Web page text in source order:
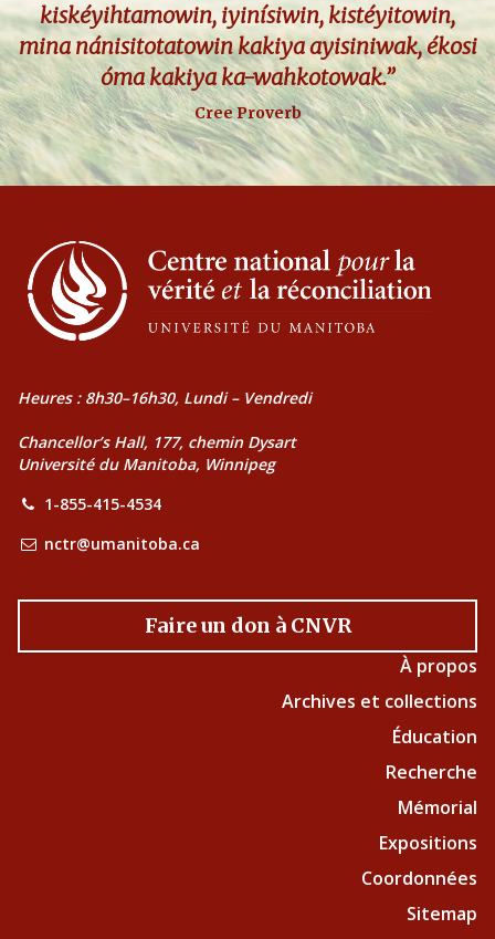
kiskéyihtamowin, iyinísiwin, kistéyitowin,
mina nánisitotatowin kakiya ayisiniwak, ékosi
óma kakiya ka-wahkotowak.”
Cree Proverb
Heures : 8h30–16h30, Lundi – Vendredi
Chancellor’s Hall, 177, chemin Dysart
Université du Manitoba, Winnipeg
1-855-415-4534
nctr@umanitoba.ca
Faire un don à CNVR
À propos
Archives et collections
Éducation
Recherche
Mémorial
Expositions
Coordonnées
Sitemap